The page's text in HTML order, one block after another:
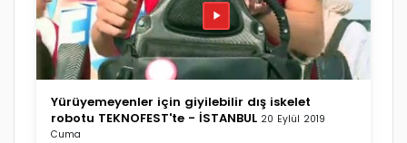
Yürüyemeyenler için giyilebilir dış iskelet
robotu TEKNOFEST'te - İSTANBUL 20 Eylül 2019
Cuma